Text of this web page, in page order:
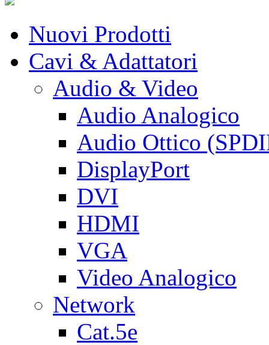
Nuovi Prodotti
Cavi & Adattatori
Audio & Video
Audio Analogico
Audio Ottico
DisplayPort
DVI
HDMI
VGA
Video Analogico
Network
Cat.5e